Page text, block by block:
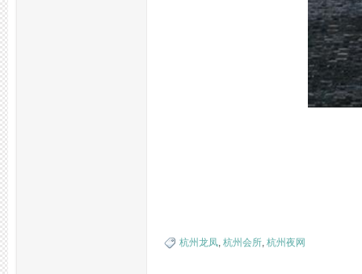
杭州龙凤, 杭州会所, 杭州夜网